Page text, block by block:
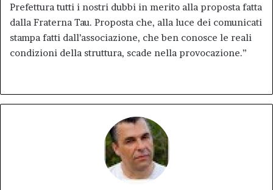
Prefettura tutti i nostri dubbi in merito alla proposta fatta
dalla Fraterna Tau. Proposta che, alla luce dei comunicati
stampa fatti dall’associazione, che ben conosce le reali
condizioni della struttura, scade nella provocazione.”